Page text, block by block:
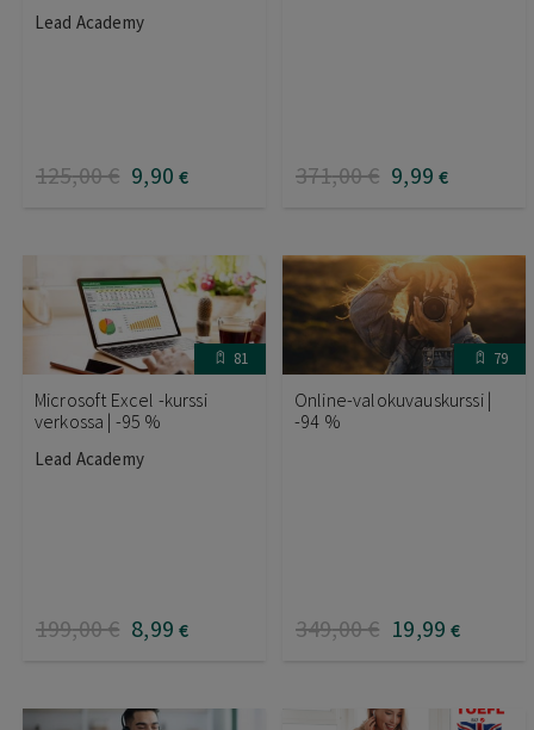
Lead Academy
125,00€ 9,90 € 371,00€ 9,99 €
81
Microsoft Excel -kurssi
verkossa | -95 %
Lead Academy
199,00€ 8,99 €
79
Online-valokuvauskurssi |
-94 %
349,00€ 19,99 €